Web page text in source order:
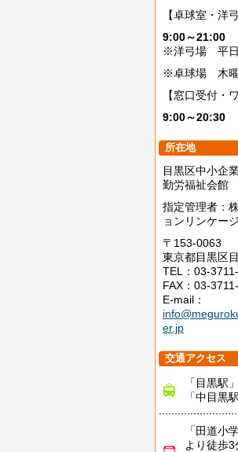
【卓球室・洋
9:00～21:00
※洋弓場 平
※卓球場 木
【窓口受付・
9:00～20:30
所在地
目黒区中小企
勤労福祉会館
指定管理者：
ョンリンケージ
〒153-0063
東京都目黒区
TEL：03-
FAX：03-
E-mail：
er.jp
交通アクセス
「目黒駅
「中目黒
「田道小
より徒歩3